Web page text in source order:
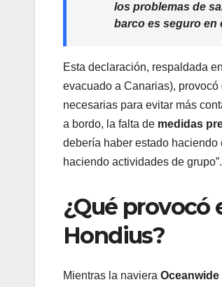
los problemas de
barco es seguro en
Esta declaración, respaldada
evacuado a Canarias),
necesarias para evitar más
a bordo, la falta de medidas
debería haber estado
haciendo actividades de grupo”.
¿Qué provocó
Hondius?
Mientras la naviera